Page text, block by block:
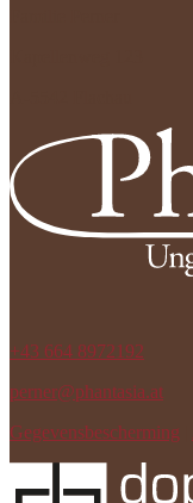
+43 664 8972192
perner@phantasia.at
Gegevensbescherming